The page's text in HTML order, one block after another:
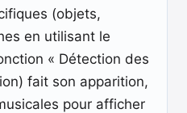
(objets,
en utilisant le
« Détection des
fait son apparition,
pour afficher